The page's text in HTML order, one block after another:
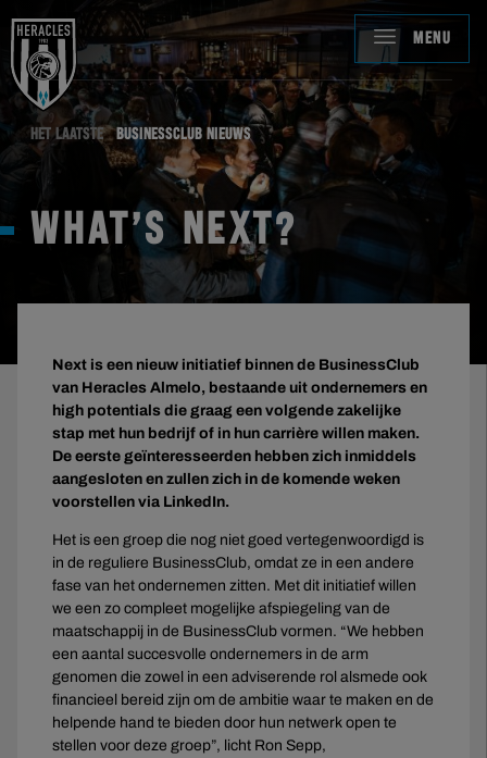
MENU
HET LAATSTE BUSINESSCLUB NIEUWS
WHAT’S NEXT?
Next is een nieuw initiatief binnen de BusinessClub
van Heracles Almelo, bestaande uit ondernemers en
high potentials die graag een volgende zakelijke
stap met hun bedrijf of in hun carrière willen maken.
De eerste geïnteresseerden hebben zich inmiddels
aangesloten en zullen zich in de komende weken
voorstellen via LinkedIn.
Het is een groep die nog niet goed vertegenwoordigd is
in de reguliere BusinessClub, omdat ze in een andere
fase van het ondernemen zitten. Met dit initiatief willen
we een zo compleet mogelijke afspiegeling van de
maatschappij in de BusinessClub vormen. “We hebben
een aantal succesvolle ondernemers in de arm
genomen die zowel in een adviserende rol alsmede ook
financieel bereid zijn om de ambitie waar te maken en de
helpende hand te bieden door hun netwerk open te
stellen voor deze groep”, licht Ron Sepp,